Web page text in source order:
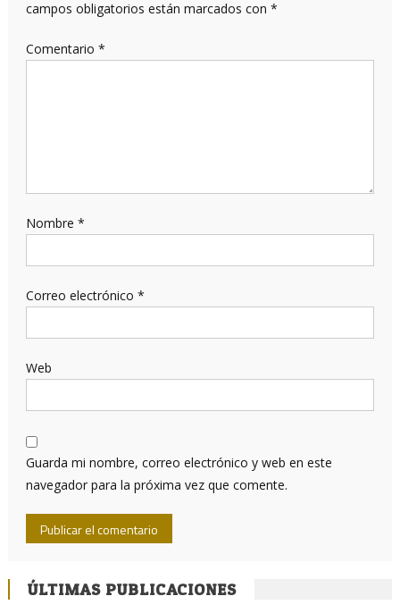
campos obligatorios están marcados con *
Comentario *
Nombre *
Correo electrónico *
Web
Guarda mi nombre, correo electrónico y web en este
navegador para la próxima vez que comente.
ÚLTIMAS PUBLICACIONES